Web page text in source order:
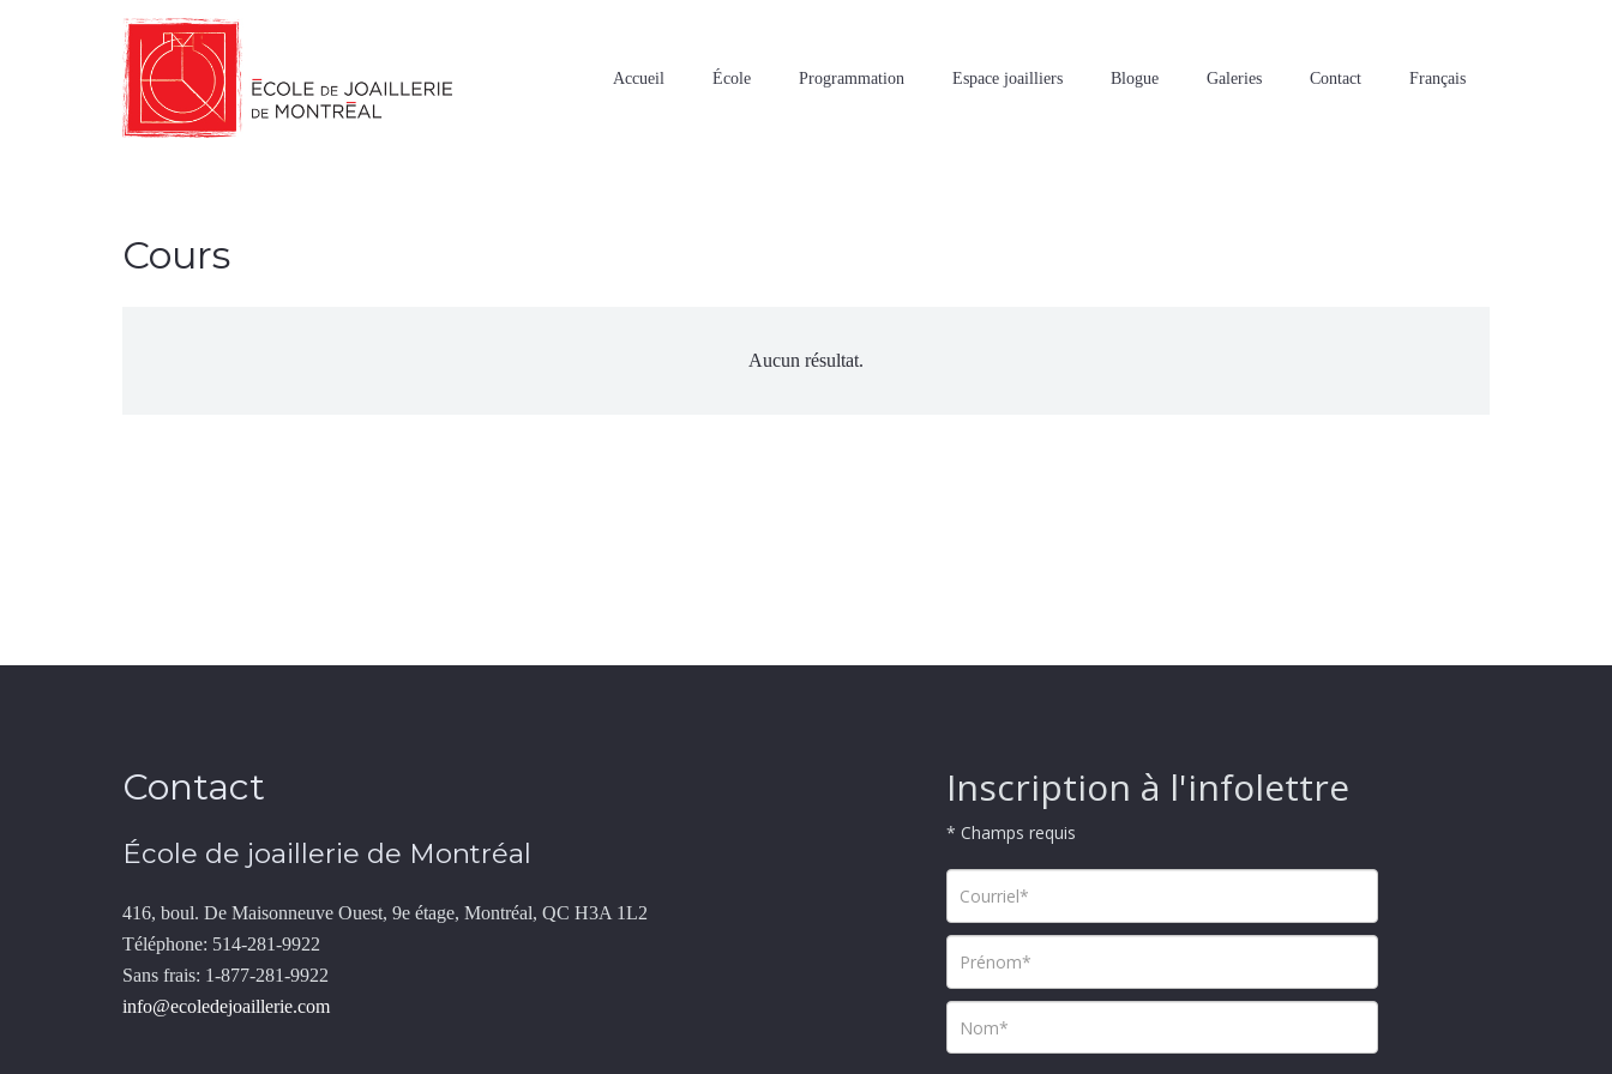
Accueil École Programmation Espace joailliers Blogue Galeries Contact Français
Cours
Aucun résultat.
Contact
École de joaillerie de Montréal
416, boul. De Maisonneuve Ouest, 9e étage, Montréal, QC H3A 1L2
Téléphone: 514-281-9922
Sans frais: 1-877-281-9922
info@ecoledejoaillerie.com
Inscription à l'infolettre
* Champs requis